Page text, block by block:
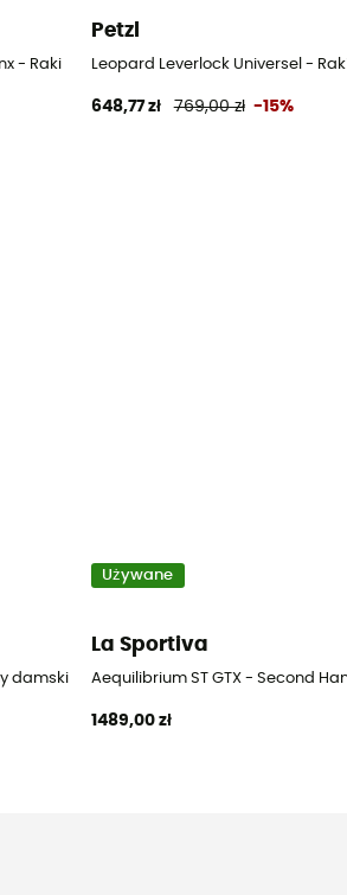
- Raki
Petzl
Leopard Leverlock Universel -
648,77 zł 769,00 zł -15%
damski
Używane
La Sportiva
Aequilibrium ST GTX - Second
1489,00 zł